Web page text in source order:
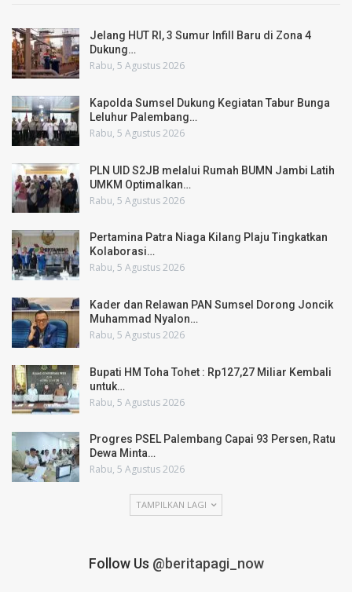
Jelang HUT RI, 3 Sumur Infill Baru di Zona 4
Dukung…
Rabu, 5 Agustus 2026
Kapolda Sumsel Dukung Kegiatan Tabur Bunga
Leluhur Palembang…
Rabu, 5 Agustus 2026
PLN UID S2JB melalui Rumah BUMN Jambi Latih
UMKM Optimalkan…
Rabu, 5 Agustus 2026
Pertamina Patra Niaga Kilang Plaju Tingkatkan
Kolaborasi…
Rabu, 5 Agustus 2026
Kader dan Relawan PAN Sumsel Dorong Joncik
Muhammad Nyalon…
Rabu, 5 Agustus 2026
Bupati HM Toha Tohet : Rp127,27 Miliar Kembali
untuk…
Rabu, 5 Agustus 2026
Progres PSEL Palembang Capai 93 Persen, Ratu
Dewa Minta…
Rabu, 5 Agustus 2026
TAMPILKAN LAGI
Follow Us @beritapagi_now